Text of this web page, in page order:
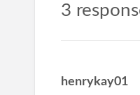
3
henrykay01